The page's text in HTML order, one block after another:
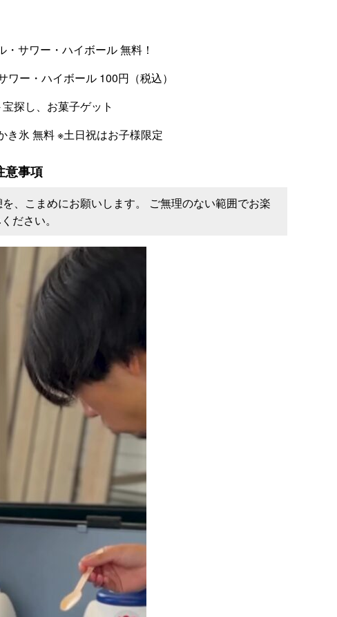
サワー・ハイボール 無料！
ー・ハイボール 100円（税込）
し、お菓子ゲット
氷 無料 ※土日祝はお子様限定
意事項
、こまめにお願いします。 ご無理のない範囲でお楽
ださい。